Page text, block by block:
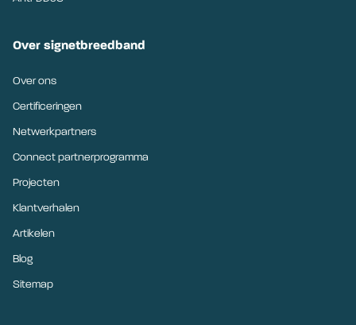
Over signetbreedband
Over ons
Certificeringen
Netwerkpartners
Connect partnerprogramma
Projecten
Klantverhalen
Artikelen
Blog
Sitemap